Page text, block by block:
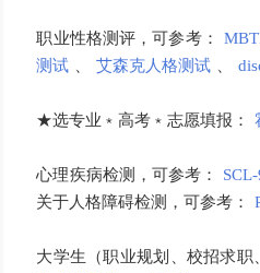
职业性格测评，可参考：
测试
艾森克人格测试
★选专业﹡高考﹡志愿填报：
心理疾病检测，可参考：
关于人格障碍检测，可参考：
大学生（职业规划、校招求职